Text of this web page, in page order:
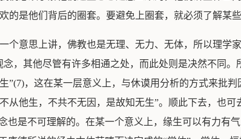
的是他们背后的圈套。要避免上圈套，就必须了解某
个意思上讲，佛教也是无理、无力、无体，所以理学
念，其他尽管有许多相通之处，而此处则是决然不同
”(7)，这在某一层意义上，与休谟用分析的方式来批
从他生，不共不无因，是故知无生”。顺此下去，也
也是不可理解的。在某一个意义上，缘生可以有力有